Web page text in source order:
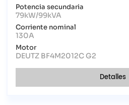
Potencia secundaria
79kW/99kVA
Corriente nominal
130A
Motor
DEUTZ BF4M2012C G2
Detalles